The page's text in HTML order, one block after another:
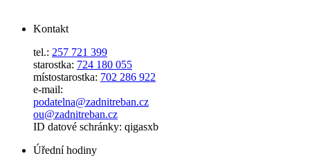
Kontakt
tel.: 257 721 399
starostka: 724 180 055
místostarostka: 702 286 922
e-mail:
podatelna@zadnitreban.cz
ou@zadnitreban.cz
ID datové schránky: qigasxb
Úřední hodiny